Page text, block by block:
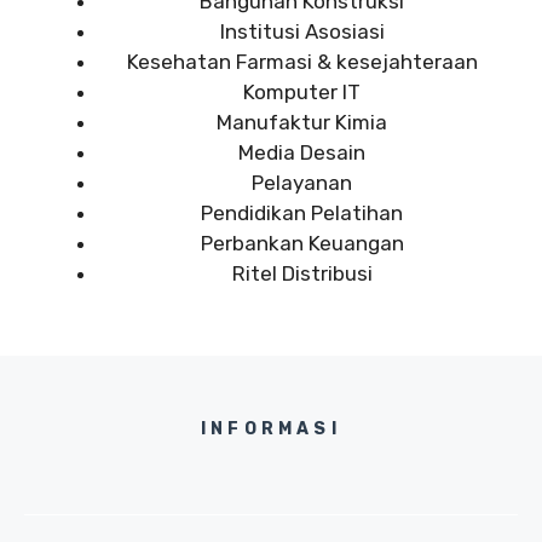
Institusi Asosiasi
Kesehatan Farmasi & kesejahteraan
Komputer IT
Manufaktur Kimia
Media Desain
Pelayanan
Pendidikan Pelatihan
Perbankan Keuangan
Ritel Distribusi
INFORMASI